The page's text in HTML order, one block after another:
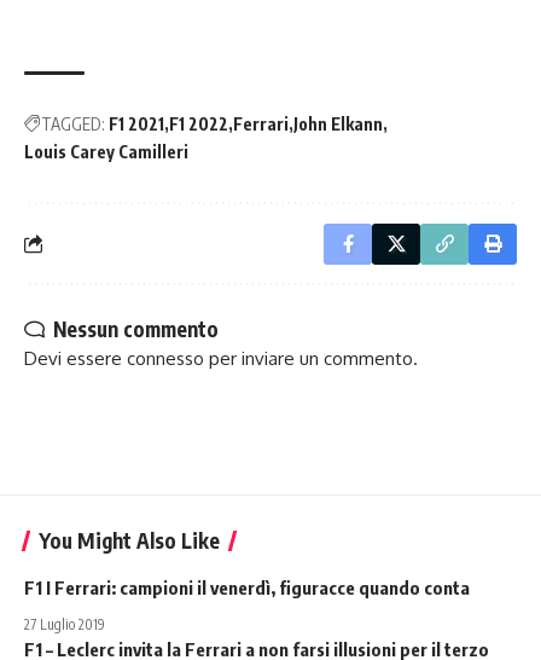
TAGGED: F1 2021 F1 2022 Ferrari John Elkann
Louis Carey Camilleri
Nessun commento
Devi essere connesso per inviare un commento.
You Might Also Like
F1 I Ferrari: campioni il venerdì, figuracce quando conta
27 Luglio 2019
F1 – Leclerc invita la Ferrari a non farsi illusioni per il terzo